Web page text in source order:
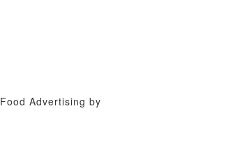
Food Advertising by